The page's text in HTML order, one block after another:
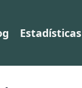
Estadísticas